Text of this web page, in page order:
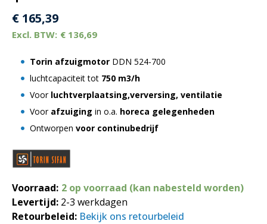
€ 165,39
€ 136,69
Torin afzuigmotor DDN 524-700
luchtcapaciteit tot 750 m3/h
Voor luchtverplaatsing,verversing, ventilatie
Voorafzuiging in o.a. horeca gelegenheden
Ontworpen voor continubedrijf
Voorraad: 2 op voorraad (kan nabesteld worden)
Levertijd: 2-3 werkdagen
Retourbeleid: Bekijk ons retourbeleid